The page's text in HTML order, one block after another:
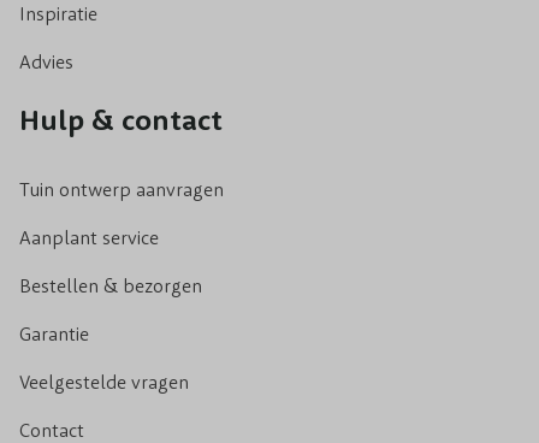
Inspiratie
Advies
Hulp & contact
Tuin ontwerp aanvragen
Aanplant service
Bestellen & bezorgen
Garantie
Veelgestelde vragen
Contact